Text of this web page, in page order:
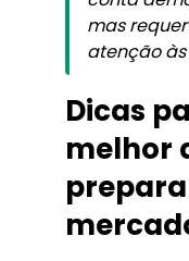
mas
atenção
Dicas
melhor